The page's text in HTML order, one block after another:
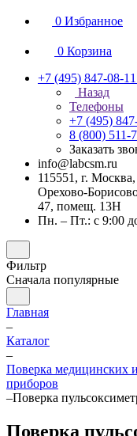
0 Избранное
0 Корзина
+7 (495) 847-08-11
Назад
Телефоны
+7 (495)
8 (800) 511-
Заказать
info@labcsm.ru
115551, г.
Орехово-
47, помещ. 13Н
Пн. – Пт.: с 9:00
Фильтр
Сначала популярные
Главная
–
Каталог
–
Поверка медицинских
приборов
–Поверка
Поверка